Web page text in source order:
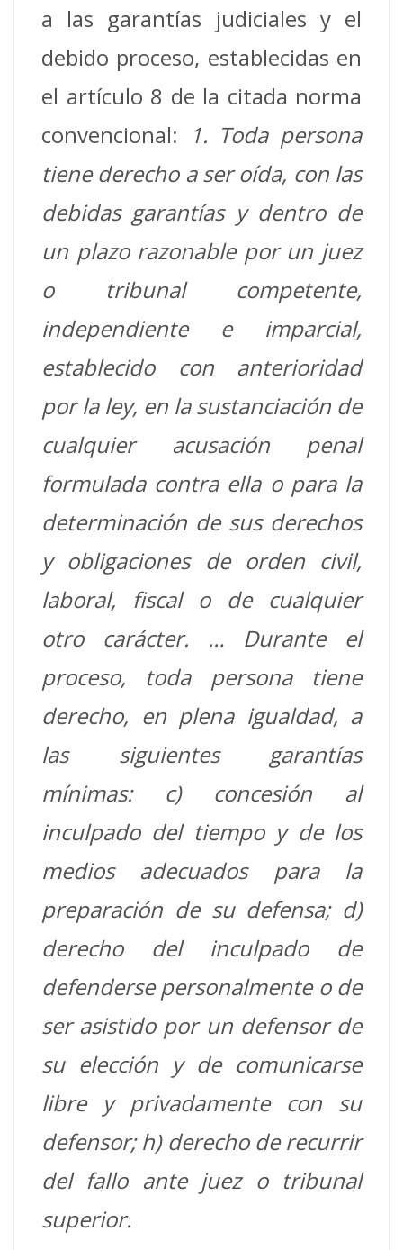
a las garantías judiciales y el
debido proceso, establecidas en
el artículo 8 de la citada norma
convencional:
1. Toda persona
tiene derecho a ser oída, con las
debidas garantías y dentro de
un plazo razonable por un juez
o tribunal competente,
independiente e imparcial,
establecido con anterioridad
por la ley, en la sustanciación de
cualquier acusación penal
formulada contra ella o para la
determinación de sus derechos
y obligaciones de orden civil,
laboral, fiscal o de cualquier
otro carácter. … Durante el
proceso, toda persona tiene
derecho, en plena igualdad, a
las siguientes garantías
mínimas: c) concesión al
inculpado del tiempo y de los
medios adecuados para la
preparación de su defensa; d)
derecho del inculpado de
defenderse personalmente o de
ser asistido por un defensor de
su elección y de comunicarse
libre y privadamente con su
defensor; h) derecho de recurrir
del fallo ante juez o tribunal
superior.